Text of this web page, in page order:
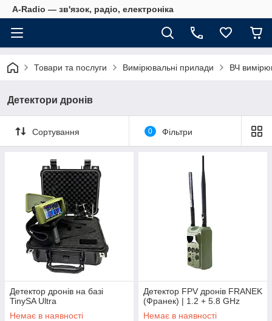
A-Radio — зв'язок, радіо, електроніка
Товари та послуги Вимірювальні прилади ВЧ
Детектори дронів
Сортування 0 Фільтри
Детектор дронів на базі
TinySA Ultra
Немає в наявності
Детектор FPV дронів FRANEK
(Франек) | 1.2 + 5.8 GHz
Немає в наявності